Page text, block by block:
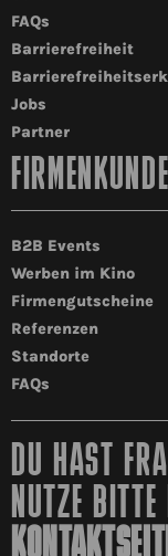
FAQs
Barrierefreiheit
Jobs
Partner
B2B Events
Werben im Kino
Firmengutscheine
Referenzen
Standorte
FAQs
DU HAST
NUTZE BITTE